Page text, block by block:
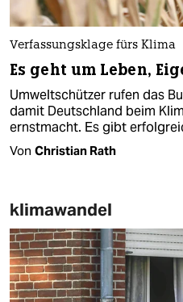
Verfassungsklage fürs Klima
Es geht um Leben,
Umweltschützer rufen das
damit Deutschland beim
ernstmacht. Es gibt
Von Christian Rath
klimawandel